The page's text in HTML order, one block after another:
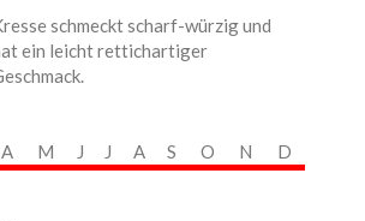
schmeckt scharf-würzig und
ein leicht rettichartiger
A M J J A S O N D